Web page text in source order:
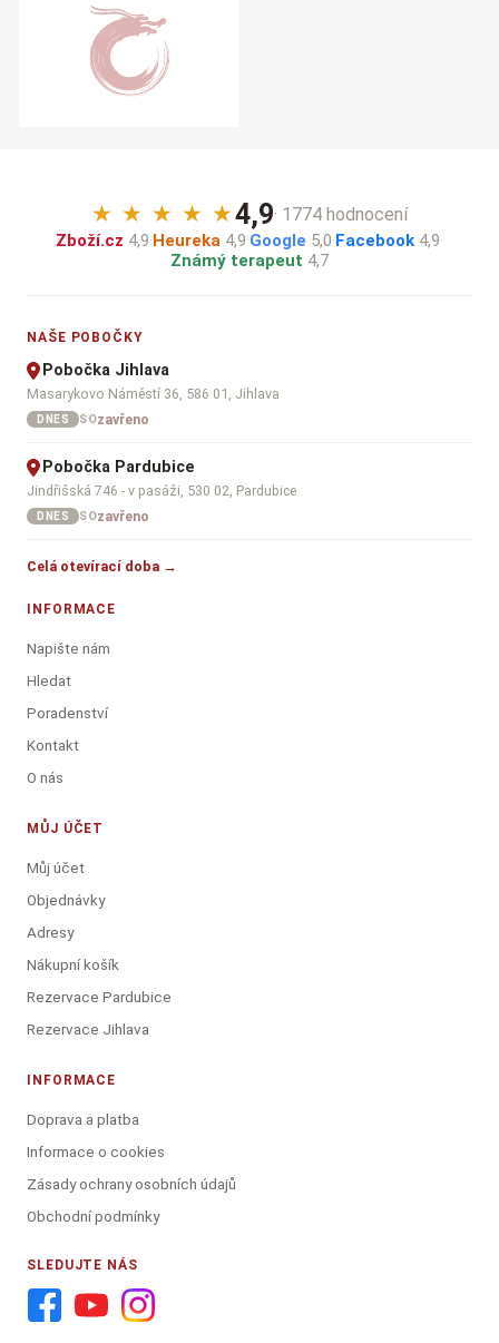
★ ★ ★ ★ ★4,9· 1774 hodnocení
Zboží.cz 4,9·Heureka 4,9·Google 5,0·Facebook 4,9·
Známý terapeut 4,7
NAŠE POBOČKY
Pobočka Jihlava
Masarykovo Náměstí 36, 586 01, Jihlava
DNES SOzavřeno
Pobočka Pardubice
Jindřišská 746 - v pasáži, 530 02, Pardubice
DNES SOzavřeno
Celá otevírací doba →
INFORMACE
Napište nám
Hledat
Poradenství
Kontakt
O nás
MŮJ ÚČET
Můj účet
Objednávky
Adresy
Nákupní košík
Rezervace Pardubice
Rezervace Jihlava
INFORMACE
Doprava a platba
Informace o cookies
Zásady ochrany osobních údajů
Obchodní podmínky
SLEDUJTE NÁS